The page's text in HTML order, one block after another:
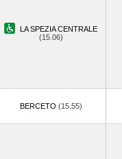
LA SPEZIA CENTRALE
(15.06)
BERCETO (15.55)